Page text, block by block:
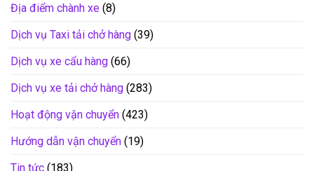
Địa điểm chành xe (8)
Dịch vụ Taxi tải chở hàng (39)
Dịch vụ xe cẩu hàng (66)
Dịch vụ xe tải chở hàng (283)
Hoạt động vận chuyển (423)
Hướng dẫn vận chuyển (19)
Tin tức (183)